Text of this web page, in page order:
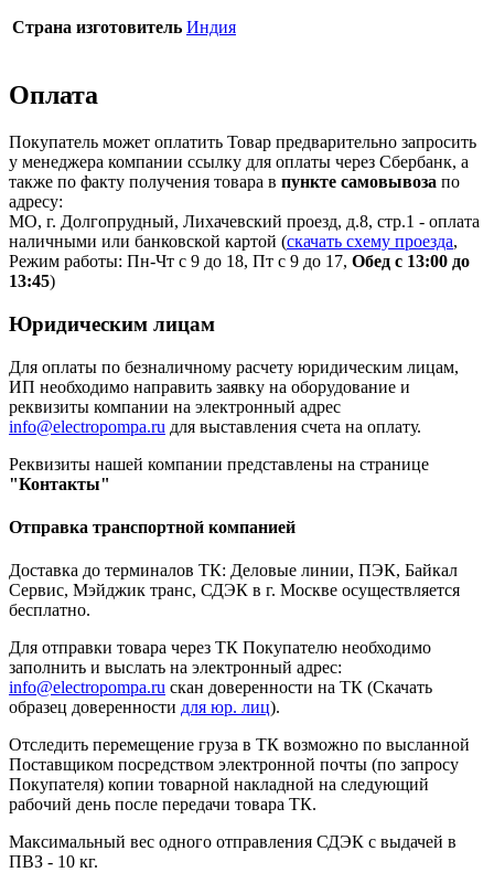
Страна изготовитель Индия
Оплата
Покупатель может оплатить Товар предварительно запросить
у менеджера компании ссылку для оплаты через Сбербанк, а
также по факту получения товара в пункте самовывоза по
адресу:
МО, г. Долгопрудный, Лихачевский проезд, д.8, стр.1 - оплата
наличными или банковской картой (скачать схему проезда,
Режим работы: Пн-Чт с 9 до 18, Пт с 9 до 17, Обед с 13:00 до
13:45)
Юридическим лицам
Для оплаты по безналичному расчету юридическим лицам,
ИП необходимо направить заявку на оборудование и
реквизиты компании на электронный адрес
info@electropompa.ru для выставления счета на оплату.
Реквизиты нашей компании представлены на странице
"Контакты"
Отправка транспортной компанией
Доставка до терминалов ТК: Деловые линии, ПЭК, Байкал
Сервис, Мэйджик транс, СДЭК в г. Москве осуществляется
бесплатно.
Для отправки товара через ТК Покупателю необходимо
заполнить и выслать на электронный адрес:
info@electropompa.ru скан доверенности на ТК (Скачать
образец доверенности для юр. лиц).
Отследить перемещение груза в ТК возможно по высланной
Поставщиком посредством электронной почты (по запросу
Покупателя) копии товарной накладной на следующий
рабочий день после передачи товара ТК.
Максимальный вес одного отправления СДЭК с выдачей в
ПВЗ - 10 кг.